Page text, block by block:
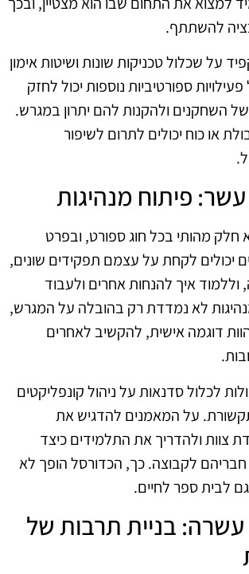
להשתתף.
על שכלול טכניקות שונות ושיטות אימון
ספורטיביות נוספות יכול לחזק
השחקנים ולהקנות להם יתרון במגרש.
או כוח יכולים לתרום לשיפור
פיתוח מנהיגות
חלק מהותי בכל חוג ספורט, ובפרט
יכולים לקחת על עצמם תפקידים שונים,
וללמוד איך להנחות אחרים ולעבוד
לא נמדדת רק בהובלה על המגרש,
דוגמה אישית, להקשיב לאחרים
לכלול סדנאות על ניהול קונפליקטים
תקשורת. על המאמנים להדגיש את
צוות ולהדריך את התלמידים כיצד
לקבוצה. כך, הכדורסל הופך לא
לבית ספר לחיים.
בניית תרבות של